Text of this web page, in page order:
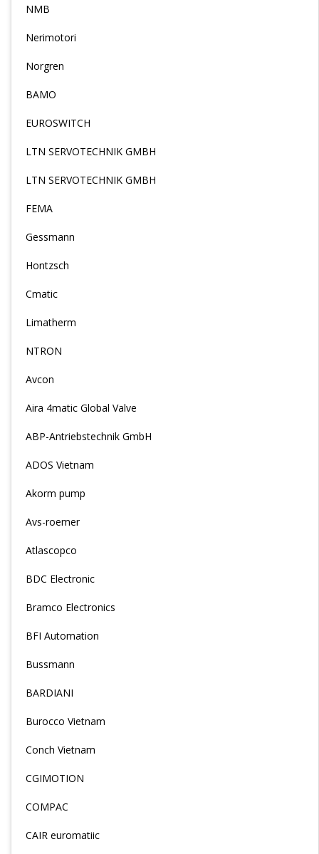
NMB
Nerimotori
Norgren
BAMO
EUROSWITCH
LTN SERVOTECHNIK GMBH
LTN SERVOTECHNIK GMBH
FEMA
Gessmann
Hontzsch
Cmatic
Limatherm
NTRON
Avcon
Aira 4matic Global Valve
ABP-Antriebstechnik GmbH
ADOS Vietnam
Akorm pump
Avs-roemer
Atlascopco
BDC Electronic
Bramco Electronics
BFI Automation
Bussmann
BARDIANI
Burocco Vietnam
Conch Vietnam
CGIMOTION
COMPAC
CAIR euromatiic